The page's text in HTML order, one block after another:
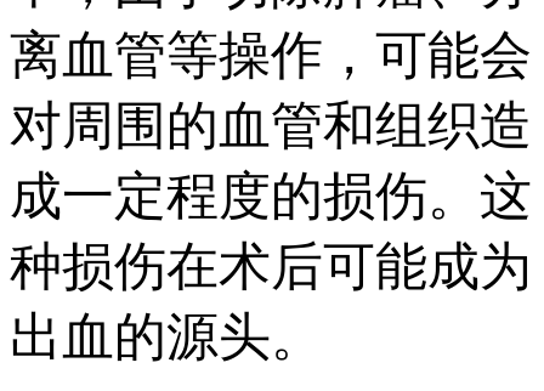
离血管等操作，可能会
对周围的血管和组织造
成一定程度的损伤。这
种损伤在术后可能成为
出血的源头。